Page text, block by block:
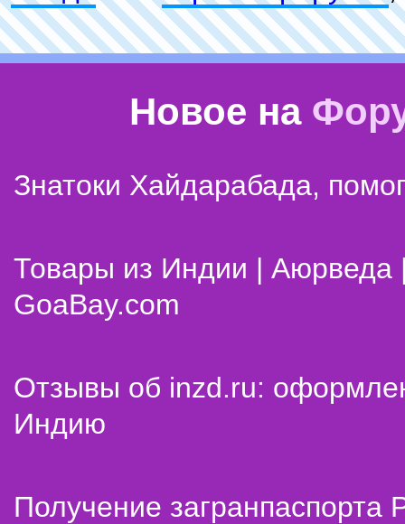
Новое на
Знатоки Хайдарабада,
Товары из Индии | Аюрведа
GoaBay.com
Отзывы об inzd.ru:
Индию
Получение